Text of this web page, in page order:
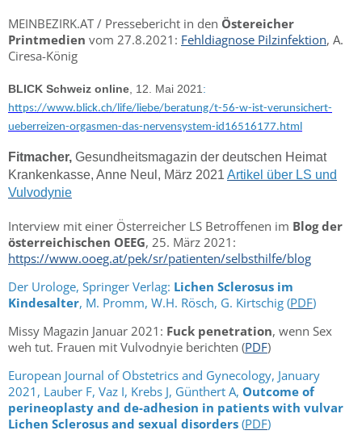
MEINBEZIRK.AT / Pressebericht in den Östereicher
Printmedien vom 27.8.2021: Fehldiagnose Pilzinfektion, A.
Ciresa-König
BLICK Schweiz online , 12. Mai 2021 :
https://www.blick.ch/life/liebe/beratung/t-56-w-ist-verunsichert-
ueberreizen-orgasmen-das-nervensystem-id16516177.html
Fitmacher, Gesundheitsmagazin der deutschen Heimat
Krankenkasse, Anne Neul, März 2021 Artikel über LS und
Vulvodynie
Interview mit einer Österreicher LS Betroffenen im Blog der
österreichischen OEEG, 25. März 2021:
https://www.ooeg.at/pek/sr/patienten/selbsthilfe/blog
Der Urologe, Springer Verlag: Lichen Sclerosus im
Kindesalter, M. Promm, W.H. Rösch, G. Kirtschig (PDF)
Missy Magazin Januar 2021: Fuck penetration, wenn Sex
weh tut. Frauen mit Vulvodnyie berichten (PDF)
European Journal of Obstetrics and Gynecology, January
2021, Lauber F, Vaz I, Krebs J, Günthert A, Outcome of
perineoplasty and de-adhesion in patients with vulvar
Lichen Sclerosus and sexual disorders (PDF)